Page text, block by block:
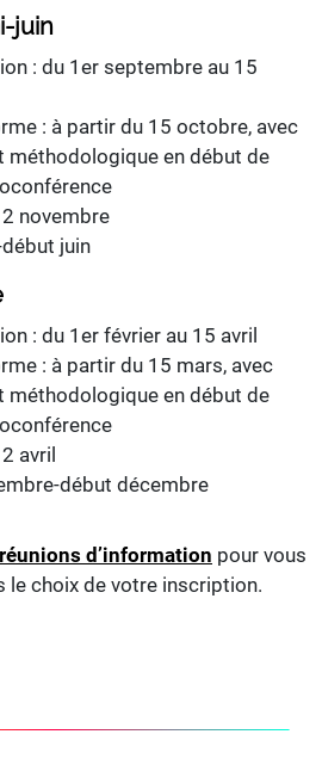
juin
: du 1er septembre au 15
: à partir du 15 octobre, avec
méthodologique en début de
novembre
juin
: du 1er février au 15 avril
: à partir du 15 mars, avec
méthodologique en début de
avril
début décembre
réunions d’information pour vous
le choix de votre inscription.